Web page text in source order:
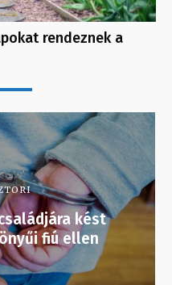
rendeznek a
kést
fiú ellen